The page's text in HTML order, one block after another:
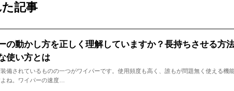
記事
の動かし方を正しく理解していますか？長持ちさせる方
使い方とは
備されているものの一つがワイパーです。使用頻度も高く、誰もが問題無く使える機
ね。ワイパーの速度…